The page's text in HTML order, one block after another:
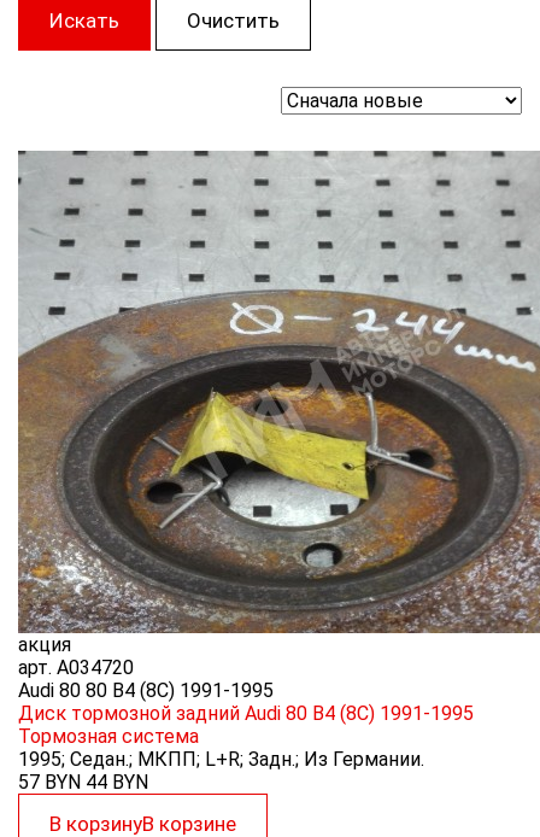
Искать Очистить
акция
арт. A034720
Audi 80 80 B4 (8C) 1991-1995
Диск тормозной задний Audi 80 B4 (8C) 1991-1995
Тормозная система
1995; Седан.; МКПП; L+R; Задн.; Из Германии.
57 BYN 44 BYN
В корзинуВ корзине